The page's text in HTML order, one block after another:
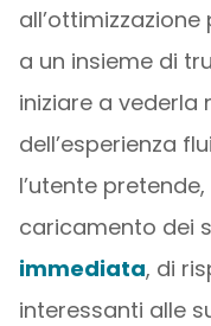
a un insieme di
iniziare a vederla
dell’esperienza
l’utente
caricamento dei
immediata, di
interessanti alle